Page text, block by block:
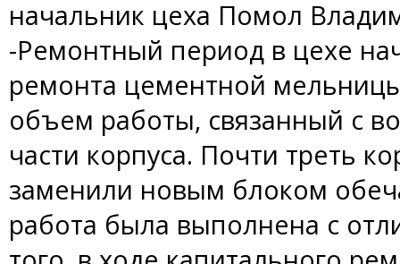
начальник цеха Помол
-Ремонтный период в цехе
ремонта цементной
объем работы, связанный с
части корпуса. Почти треть
заменили новым блоком
работа была выполнена с